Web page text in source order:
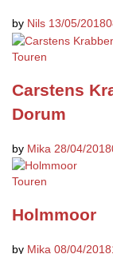
by Nils 13/05/2018
Touren
Carstens
Dorum
by Mika 28/04/2018
Touren
Holmmoor
by Mika 08/04/2018